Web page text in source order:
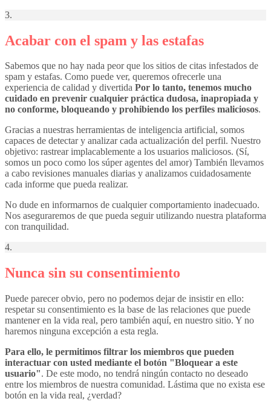
3.
Acabar con el spam y las estafas
Sabemos que no hay nada peor que los sitios de citas infestados de
spam y estafas. Como puede ver, queremos ofrecerle una
experiencia de calidad y divertida Por lo tanto, tenemos mucho
cuidado en prevenir cualquier práctica dudosa, inapropiada y
no conforme, bloqueando y prohibiendo los perfiles maliciosos.
Gracias a nuestras herramientas de inteligencia artificial, somos
capaces de detectar y analizar cada actualización del perfil. Nuestro
objetivo: rastrear implacablemente a los usuarios maliciosos. (Sí,
somos un poco como los súper agentes del amor) También llevamos
a cabo revisiones manuales diarias y analizamos cuidadosamente
cada informe que pueda realizar.
No dude en informarnos de cualquier comportamiento inadecuado.
Nos aseguraremos de que pueda seguir utilizando nuestra plataforma
con tranquilidad.
4.
Nunca sin su consentimiento
Puede parecer obvio, pero no podemos dejar de insistir en ello:
respetar su consentimiento es la base de las relaciones que puede
mantener en la vida real, pero también aquí, en nuestro sitio. Y no
haremos ninguna excepción a esta regla.
Para ello, le permitimos filtrar los miembros que pueden
interactuar con usted mediante el botón "Bloquear a este
usuario". De este modo, no tendrá ningún contacto no deseado
entre los miembros de nuestra comunidad. Lástima que no exista ese
botón en la vida real, ¿verdad?